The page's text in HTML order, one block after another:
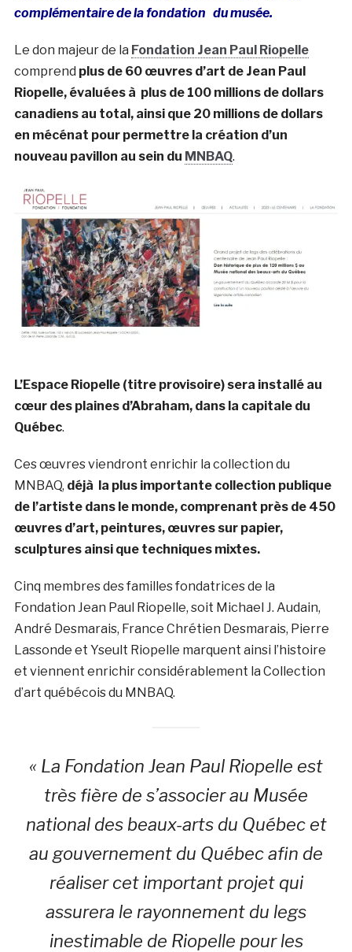
complémentairede la fondation du musée.
Le don majeur de la Fondation Jean Paul Riopelle
comprend plus de 60 œuvres d’art de Jean Paul
Riopelle, évaluées à plus de 100 millions de dollars
canadiens au total, ainsi que 20 millions de dollars
en mécénat pour permettre la création d’un
nouveau pavillon au sein du MNBAQ.
L’Espace Riopelle (titre provisoire) sera installé au
cœur des plaines d’Abraham, dans la capitale du
Québec.
Ces œuvres viendront enrichir la collection du
MNBAQ, déjà la plus importante collection publique
de l’artiste dans le monde, comprenant près de 450
œuvres d’art, peintures, œuvres sur papier,
sculptures ainsi que techniques mixtes.
Cinq membres des familles fondatrices de la
Fondation Jean Paul Riopelle, soit Michael J. Audain,
André Desmarais, France Chrétien Desmarais, Pierre
Lassonde et Yseult Riopelle marquent ainsi l’histoire
et viennent enrichir considérablement la Collection
d’art québécois du MNBAQ.
« La Fondation Jean Paul Riopelle est
très fière de s’associer au Musée
national des beaux-arts du Québec et
au gouvernement du Québec afin de
réaliser cet important projet qui
assurera le rayonnement du legs
inestimable de Riopelle pour les